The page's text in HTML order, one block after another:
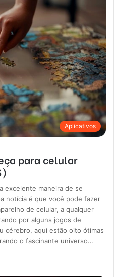
Aplicativos
para celular
excelente maneira de se
notícia é que você pode fazer
de celular, a qualquer
por alguns jogos de
cérebro, aqui estão oito ótimas
o fascinante universo…